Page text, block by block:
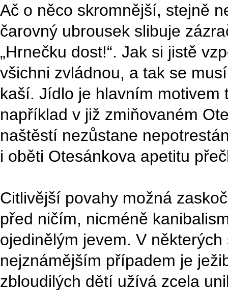
Ač o něco skromnější, stejně
čarovný ubrousek slibuje
„Hrnečku dost!“. Jak si jistě
všichni zvládnou, a tak se
kaší. Jídlo je hlavním
například v již zmiňovaném
naštěstí nezůstane
i oběti Otesánkova apetitu
Citlivější povahy možná
před ničím, nicméně
ojedinělým jevem. V
nejznámějším případem je
zbloudilých dětí užívá zcela